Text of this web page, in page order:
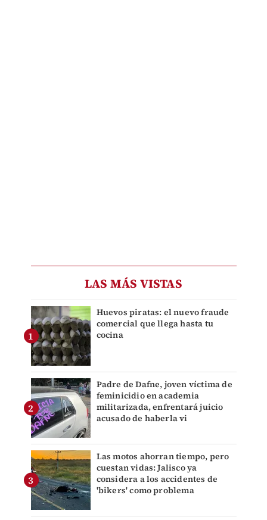
LAS MÁS VISTAS
Huevos piratas: el nuevo fraude
comercial que llega hasta tu
cocina
Padre de Dafne, joven víctima de
feminicidio en academia
militarizada, enfrentará juicio
acusado de haberla vi
Las motos ahorran tiempo, pero
cuestan vidas: Jalisco ya
considera a los accidentes de
'bikers' como problema